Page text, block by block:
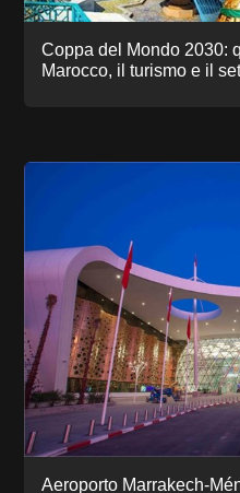
Coppa del Mondo 2030:
Marocco, il turismo e il
Aeroporto Marrakech-